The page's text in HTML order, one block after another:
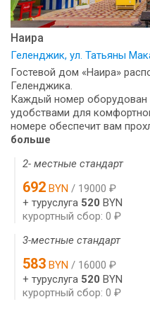
Наира
Геленджик, ул. Татьяны
Гостевой дом «Наира»
Геленджика.
Каждый номер
удобствами для
номере обеспечит вам
больше
2- местные стандарт
692 BYN / 19000 ₽
+ туруслуга 520 BYN
курортный сбор: 0 ₽
3-местные стандарт
583 BYN / 16000 ₽
+ туруслуга 520 BYN
курортный сбор: 0 ₽